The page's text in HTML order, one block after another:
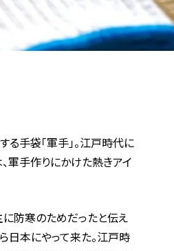
手袋「軍手」。江戸時代に
軍手作りにかけた熱きアイ
防寒のためだったと伝え
日本にやって来た。江戸時